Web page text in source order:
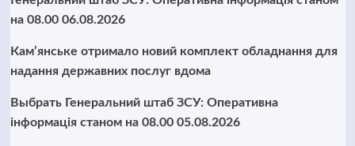
на 08.00 06.08.2026
Кам’янське отримало новий комплект обладнання для
надання державних послуг вдома
Выбрать Генеральний штаб ЗСУ: Оперативна
інформація станом на 08.00 05.08.2026